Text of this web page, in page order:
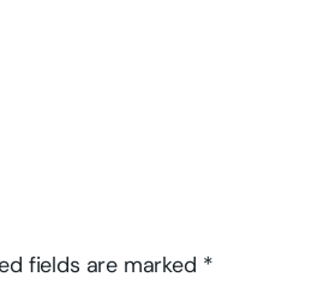
fields are marked *